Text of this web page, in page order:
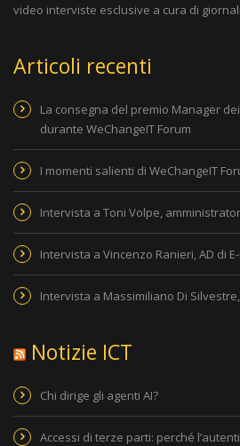
video interviste esclusive a cura di
Articoli recenti
La consegna del premio Manager
durante WeChangeIT Forum
I momenti salienti di WeChangeIT
Intervista a Toni Volpe,
Intervista a Vincenzo Ranieri, AD di
Intervista a Massimiliano Di
Notizie ICT
Chi dirige gli agenti AI?
Accessi di terze parti: perché